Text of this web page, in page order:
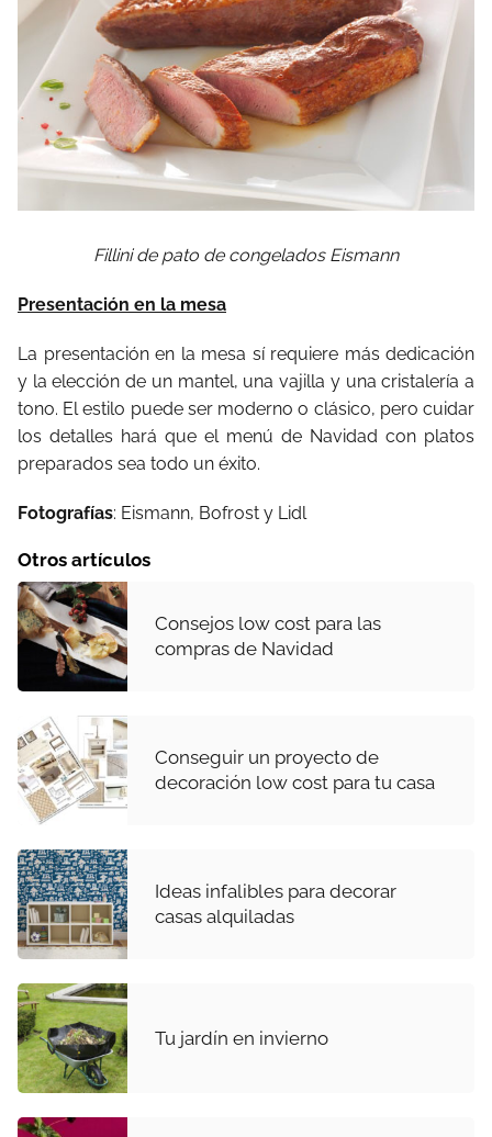
Fillini de pato de congelados Eismann
Presentación en la mesa
La presentación en la mesa sí requiere más dedicación
y la elección de un mantel, una vajilla y una cristalería a
tono. El estilo puede ser moderno o clásico, pero cuidar
los detalles hará que el menú de Navidad con platos
preparados sea todo un éxito.
Fotografías: Eismann, Bofrost y Lidl
Otros artículos
Consejos low cost para las
compras de Navidad
Conseguir un proyecto de
decoración low cost para tu casa
Ideas infalibles para decorar
casas alquiladas
Tu jardín en invierno